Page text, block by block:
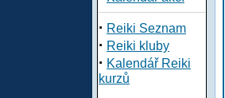
· Reiki Seznam
· Reiki kluby
· Kalendář Reiki
kurzů